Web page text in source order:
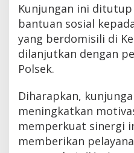
Kunjungan ini
bantuan sosial
yang berdomisili di
dilanjutkan dengan
Polsek.
Diharapkan,
meningkatkan
memperkuat sinergi
memberikan